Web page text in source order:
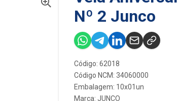
Nº 2 Junco
Código: 62018
Código NCM: 34060000
Embalagem: 10x01un
Marca: JUNCO